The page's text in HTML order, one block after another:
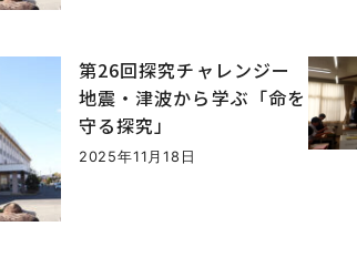
第26回探究チャレンジー
地震・津波から学ぶ「命を
守る探究」
2025年11月18日